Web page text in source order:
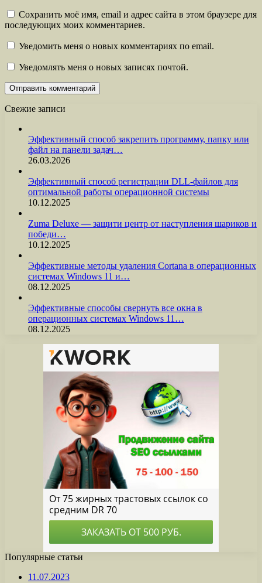
Сохранить моё имя, email и адрес сайта в этом браузере для
последующих моих комментариев.
Уведомить меня о новых комментариях по email.
Уведомлять меня о новых записях почтой.
Свежие записи
Эффективный способ закрепить программу, папку или
файл на панели задач…
26.03.2026
Эффективный способ регистрации DLL-файлов для
оптимальной работы операционной системы
10.12.2025
Zuma Deluxe — защити центр от наступления шариков и
победи…
10.12.2025
Эффективные методы удаления Cortana в операционных
системах Windows 11 и…
08.12.2025
Эффективные способы свернуть все окна в
операционных системах Windows 11…
08.12.2025
Популярные статьи
11.07.2023